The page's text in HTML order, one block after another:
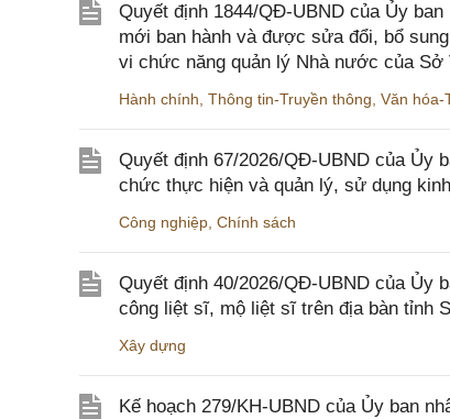
Quyết định 1844/QĐ-UBND của Ủy
mới ban hành và được sửa đổi, bổ
vi chức năng quản lý Nhà nước của Sở
Hành chính, Thông tin-Truyền thông, Văn hóa-
Quyết định 67/2026/QĐ-UBND của Ủy
chức thực hiện và quản lý, sử dụng
Công nghiệp, Chính sách
Quyết định 40/2026/QĐ-UBND của Ủy
công liệt sĩ, mộ liệt sĩ trên địa bàn tỉnh
Xây dựng
Kế hoạch 279/KH-UBND của Ủy ban